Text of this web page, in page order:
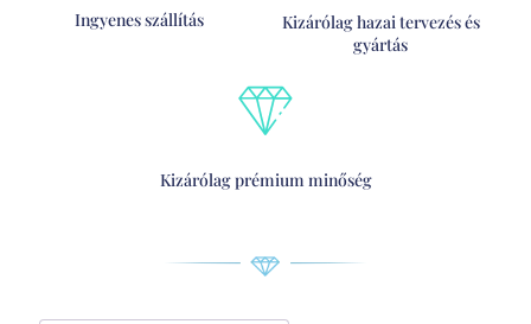
Ingyenes szállítás
Kizárólag hazai tervezés és
gyártás
Kizárólag prémium minőség